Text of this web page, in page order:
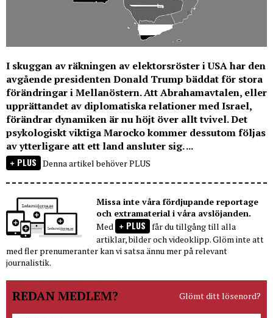
I skuggan av räkningen av elektorsröster i USA har den
avgående presidenten Donald Trump bäddat för stora
förändringar i Mellanöstern. Att Abrahamavtalen, eller
upprättandet av diplomatiska relationer med Israel,
förändrar dynamiken är nu höjt över allt tvivel. Det
psykologiskt viktiga Marocko kommer dessutom följas
av ytterligare att ett land ansluter sig. ...
PLUS Denna artikel behöver PLUS
Missa inte våra fördjupande reportage
och extramaterial i våra avslöjanden.
Med
PLUS får du tillgång till alla
artiklar, bilder och videoklipp. Glöm inte att
med fler prenumeranter kan vi satsa ännu mer på relevant
journalistik.
REDAN MEDLEM? Glömt ditt lösenord?